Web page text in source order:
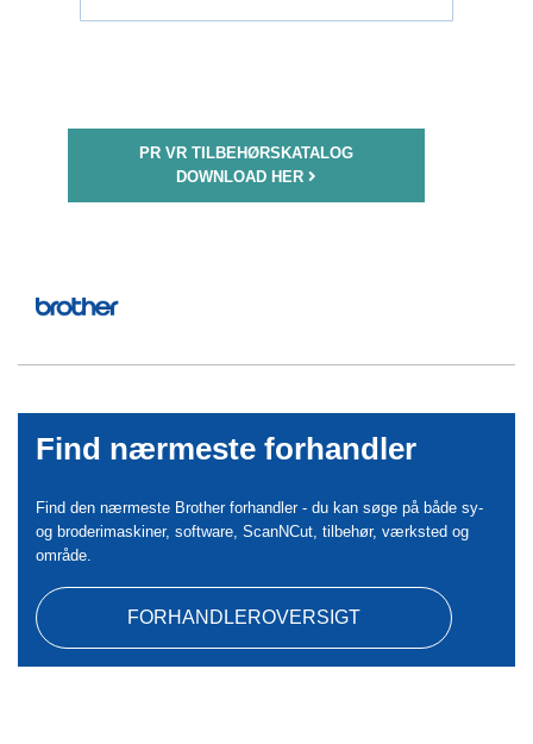
PR VR TILBEHØRSKATALOG
DOWNLOAD HER
Find nærmeste forhandler
Find den nærmeste Brother forhandler - du kan søge på både sy-
og broderimaskiner, software, ScanNCut, tilbehør, værksted og
område.
FORHANDLEROVERSIGT